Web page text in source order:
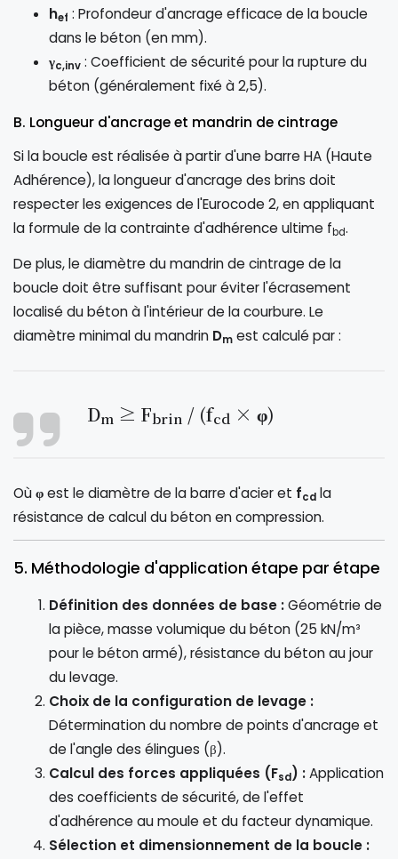
hef : Profondeur d'ancrage efficace de la boucle
dans le béton (en mm).
γc,inv : Coefficient de sécurité pour la rupture du
béton (généralement fixé à 2,5).
B. Longueur d'ancrage et mandrin de cintrage
Si la boucle est réalisée à partir d'une barre HA (Haute
Adhérence), la longueur d'ancrage des brins doit
respecter les exigences de l'Eurocode 2, en appliquant
la formule de la contrainte d'adhérence ultime fbd.
De plus, le diamètre du mandrin de cintrage de la
boucle doit être suffisant pour éviter l'écrasement
localisé du béton à l'intérieur de la courbure. Le
diamètre minimal du mandrin Dm est calculé par :
Dm ≥ Fbrin / (fcd × φ)
Oùφest le diamètre de la barre d'acier et fcd la
résistance de calcul du béton en compression.
5. Méthodologie d'application étape par étape
Définition des données de base :Géométrie de
la pièce, masse volumique du béton (25 kN/m³
pour le béton armé), résistance du béton au jour
du levage.
Choix de la configuration de levage :
Détermination du nombre de points d'ancrage et
de l'angle des élingues (β).
Calcul des forces appliquées (Fsd) :Application
des coefficients de sécurité, de l'effet
d'adhérence au moule et du facteur dynamique.
Sélection et dimensionnement de la boucle :